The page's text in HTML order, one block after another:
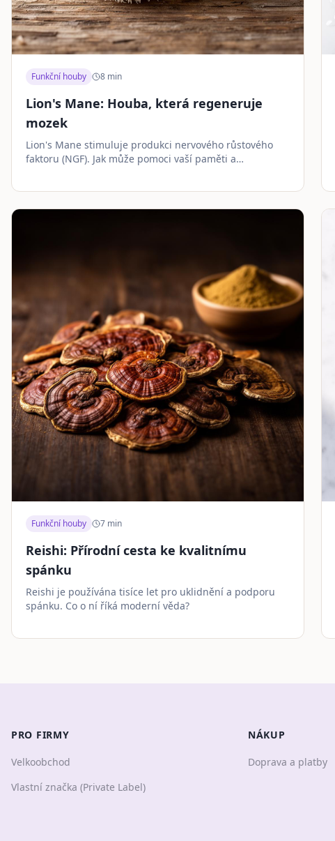
Funkční houby 8 min
Lion's Mane: Houba, která regeneruje
mozek
Lion's Mane stimuluje produkci nervového růstového
faktoru (NGF). Jak může pomoci vaší paměti a
Funkční houby 7 min
Reishi: Přírodní cesta ke kvalitnímu
spánku
Reishi je používána tisíce let pro uklidnění a podporu
spánku. Co o ní říká moderní věda?
PRO FIRMY
Velkoobchod
Vlastní značka (Private Label)
NÁKUP
Doprava a platby